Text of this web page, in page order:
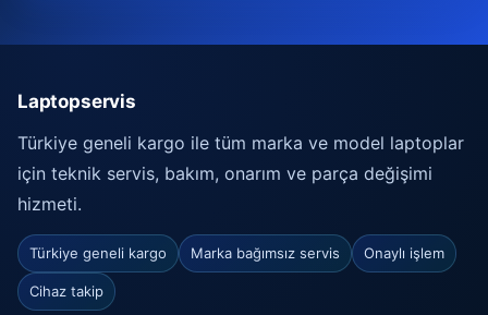
Laptopservis
Türkiye geneli kargo ile tüm marka ve model laptoplar
için teknik servis, bakım, onarım ve parça değişimi
hizmeti.
Türkiye geneli kargo Marka bağımsız servis Onaylı işlem
Cihaz takip